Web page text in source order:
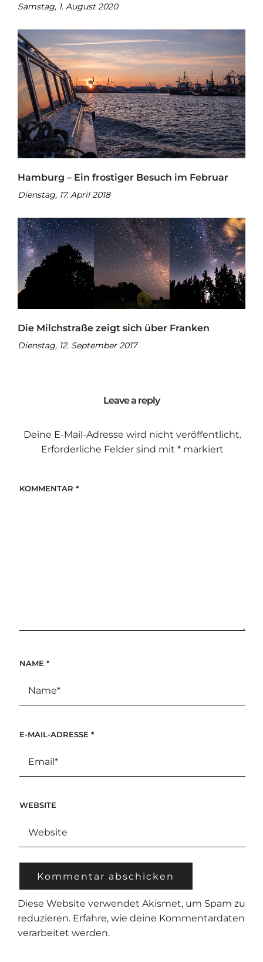
Samstag, 1. August 2020
Hamburg – Ein frostiger Besuch im Februar
Dienstag, 17. April 2018
Die Milchstraße zeigt sich über Franken
Dienstag, 12. September 2017
Leave a reply
Deine E-Mail-Adresse wird nicht veröffentlicht.
Erforderliche Felder sind mit *markiert
KOMMENTAR *
NAME *
E-MAIL-ADRESSE *
WEBSITE
Diese Website verwendet Akismet, um Spam zu
reduzieren. Erfahre, wie deine Kommentardaten
verarbeitet werden.